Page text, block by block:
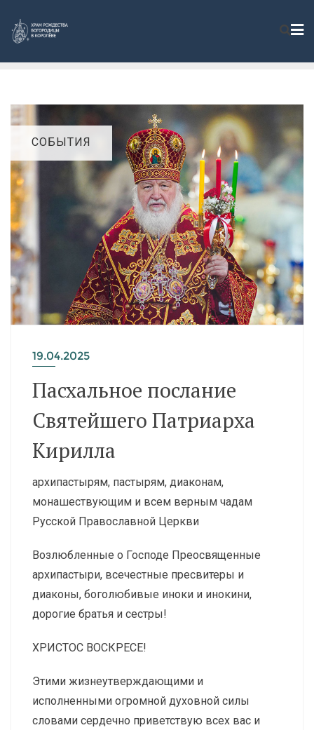
СОБЫТИЯ
19.04.2025
Пасхальное послание
Святейшего Патриарха
Кирилла
архипастырям, пастырям, диаконам,
монашествующим и всем верным чадам
Русской Православной Церкви
Возлюбленные о Господе Преосвященные
архипастыри, всечестные пресвитеры и
диаконы, боголюбивые иноки и инокини,
дорогие братья и сестры!
ХРИСТОС ВОСКРЕСЕ!
Этими жизнеутверждающими и
исполненными огромной духовной силы
словами сердечно приветствую всех вас и